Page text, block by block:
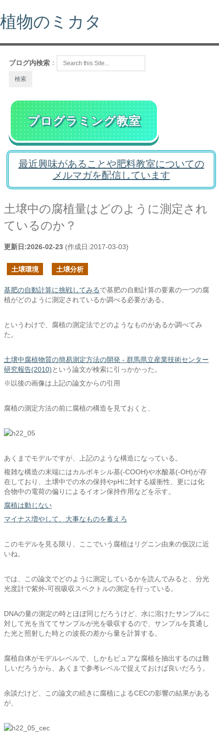
植物のミカタ
ブログ内検索 ：
プログラミング教室
最近興味があることや肥料教室についての
メルマガを配信しています
土壌中の腐植量はどのように測定され
ているのか？
更新日:2026-02-23 (作成日:2017-03-03)
土壌環境 土壌分析
基肥の自動計算に挑戦してみるで基肥の自動計算の要素の一つの腐
植がどのように測定されているか調べる必要がある。
というわけで、腐植の測定法でどのようなものがあるか調べてみ
た。
土壌中腐植物質の簡易測定方法の開発 - 群馬県立産業技術センター
研究報告(2010)という論文が検索に引っかかった。
※以後の画像は上記の論文からの引用
腐植の測定方法の前に腐植の構造を見ておくと、
あくまでモデルですが、上記のような構造になっている。
複雑な構造の末端にはカルボキシル基(-COOH)や水酸基(-OH)が存
在しており、土壌中での水の保持やpHに対する緩衝性、更には化
合物中の電荷の偏りによるイオン保持作用などを示す。
腐植は動じない
マイナス増やして、大事なものを蓄えろ
このモデルを見る限り、ここでいう腐植はリグニン由来の仮説に近
いね。
では、この論文でどのように測定しているかを読んでみると、分光
光度計で紫外-可視吸収スペクトルの測定を行っている。
DNAの量の測定の時とほぼ同じだろうけど、水に溶けたサンプルに
対して光を当ててサンプルが光を吸収するので、サンプルを貫通し
た光と照射した時との波長の差から量を計算する。
腐植自体がモデルレベルで、しかもピュアな腐植を抽出するのは難
しいだろうから、あくまで参考レベルで捉えておけば良いだろう。
余談だけど、この論文の続きに腐植によるCECの影響の結果がある
が、